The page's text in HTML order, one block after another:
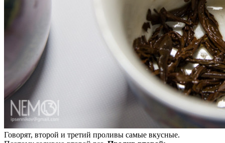
Говорят, второй и третий проливы самые вкусные.